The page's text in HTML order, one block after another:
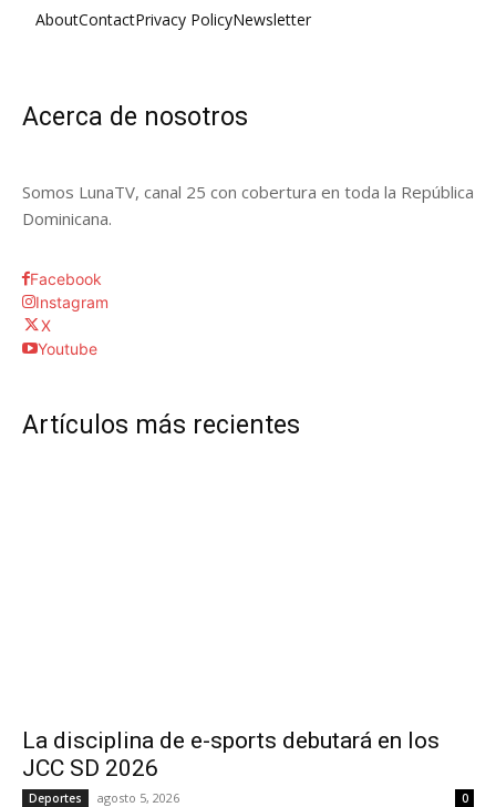
AboutContactPrivacy PolicyNewsletter
Acerca de nosotros
Somos LunaTV, canal 25 con cobertura en toda la República
Dominicana.
Facebook
Instagram
X
Youtube
Artículos más recientes
La disciplina de e-sports debutará en los
JCC SD 2026
Deportes agosto 5, 2026 0